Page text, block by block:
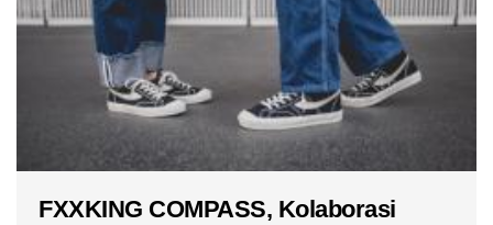
FXXKING COMPASS, Kolaborasi